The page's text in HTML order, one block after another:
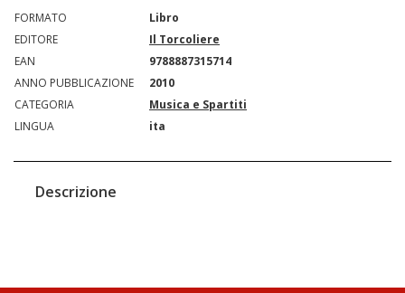
FORMATO
Libro
EDITORE
Il Torcoliere
EAN
9788887315714
ANNO PUBBLICAZIONE
2010
CATEGORIA
Musica e Spartiti
LINGUA
ita
Descrizione